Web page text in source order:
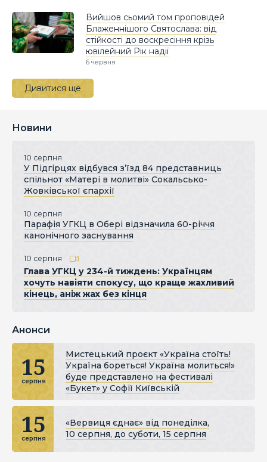
Вийшов сьомий том проповідей
Блаженнішого Святослава: від
стійкості до воскресіння крізь
ювілейний Рік надії
6 червня
Дивитися ще
Новини
10 серпня
У Підгірцях відбувся з’їзд 84 представниць
спільнот «Матері в молитві» Сокальсько-
Жовківської єпархії
10 серпня
Парафія УГКЦ в Обері відзначила 60-річчя
канонічного заснування
10 серпня
Глава УГКЦ у 234-й тиждень: Українцям
хочуть навіяти спокусу, що краще жахливий
кінець, аніж жах без кінця
Анонси
15
серпня
Мистецький проєкт «Україна стоїть!
Україна бореться! Україна молиться!»
буде представлено на фестивалі
«Букет» у Софії Київській
15
серпня
«Вервиця єднає» від понеділка,
10 серпня, до суботи, 15 серпня